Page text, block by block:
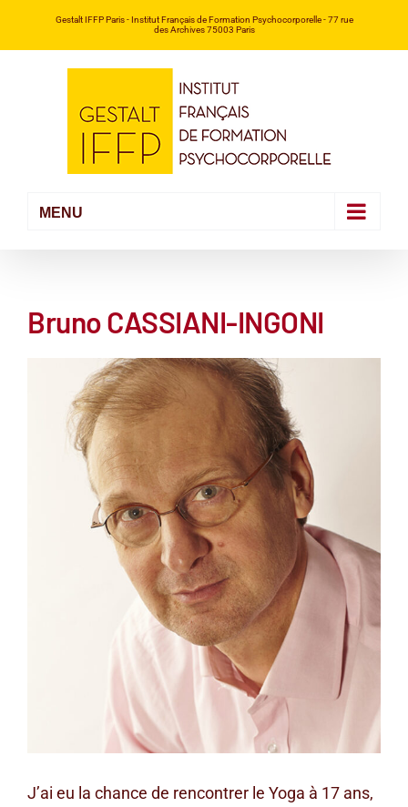
Gestalt IFFP Paris- Institut Français de Formation Psychocorporelle -77 rue
des Archives 75003 Paris
Bruno CASSIANI-INGONI
l'image
agrandie
J’ai eu la chance de rencontrer le Yoga à 17 ans,